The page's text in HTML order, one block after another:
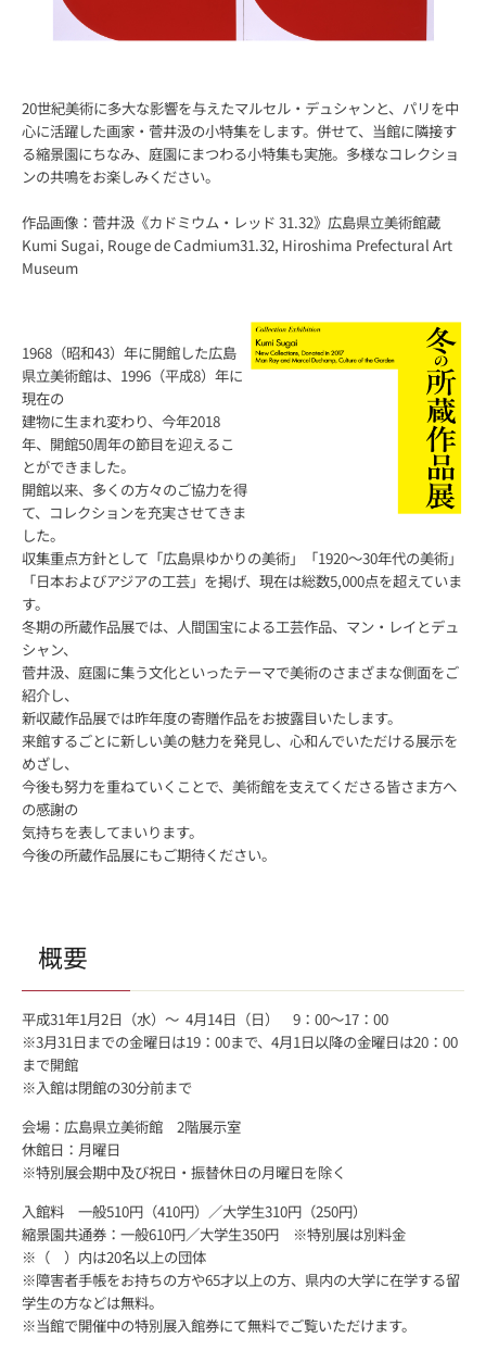
20世紀美術に多大な影響を与えたマルセル・デュシャンと、パリを中
心に活躍した画家・菅井汲の小特集をします。併せて、当館に隣接す
る縮景園にちなみ、庭園にまつわる小特集も実施。多様なコレクショ
ンの共鳴をお楽しみください。
作品画像：菅井汲《カドミウム・レッド 31.32》広島県立美術館蔵
Kumi Sugai, Rouge de Cadmium31.32, Hiroshima Prefectural Art
Museum
1968（昭和43）年に開館した広島
県立美術館は、1996（平成8）年に
現在の
建物に生まれ変わり、今年2018
年、開館50周年の節目を迎えるこ
とができました。
開館以来、多くの方々のご協力を得
て、コレクションを充実させてきま
した。
収集重点方針として「広島県ゆかりの美術」「1920～30年代の美術」
「日本およびアジアの工芸」を掲げ、現在は総数5,000点を超えていま
す。
冬期の所蔵作品展では、人間国宝による工芸作品、マン・レイとデュ
シャン、
菅井汲、庭園に集う文化といったテーマで美術のさまざまな側面をご
紹介し、
新収蔵作品展では昨年度の寄贈作品をお披露目いたします。
来館するごとに新しい美の魅力を発見し、心和んでいただける展示を
めざし、
今後も努力を重ねていくことで、美術館を支えてくださる皆さま方へ
の感謝の
気持ちを表してまいります。
今後の所蔵作品展にもご期待ください。
概要
平成31年1月2日（水）～ 4月14日（日） 9：00～17：00
※3月31日までの金曜日は19：00まで、4月1日以降の金曜日は20：00
まで開館
※入館は閉館の30分前まで
会場：広島県立美術館 2階展示室
休館日：月曜日
※特別展会期中及び祝日・振替休日の月曜日を除く
入館料 一般510円（410円）／大学生310円（250円）
縮景園共通券：一般610円／大学生350円 ※特別展は別料金
※（ ）内は20名以上の団体
※障害者手帳をお持ちの方や65才以上の方、県内の大学に在学する留
学生の方などは無料。
※当館で開催中の特別展入館券にて無料でご覧いただけます。